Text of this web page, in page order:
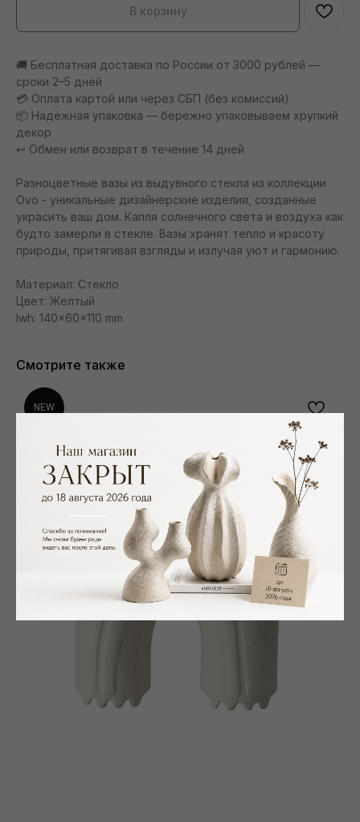
В корзину
🚚 Бесплатная доставка по России от 3000 рублей —
сроки 2–5 дней
💳 Оплата картой или через СБП (без комиссий)
📦 Надёжная упаковка — бережно упаковываем хрупкий
декор
↩️ Обмен или возврат в течение 14 дней
Разноцветные вазы из выдувного стекла из коллекции
Ovo - уникальные дизайнерские изделия, созданные
украсить ваш дом. Капля солнечного света и воздуха как
будто замерли в стекле. Вазы хранят тепло и красоту
природы, притягивая взгляды и излучая уют и гармонию.
Материал: Стекло
Цвет: Желтый
lwh: 140x60x110 mm
Смотрите также
NEW